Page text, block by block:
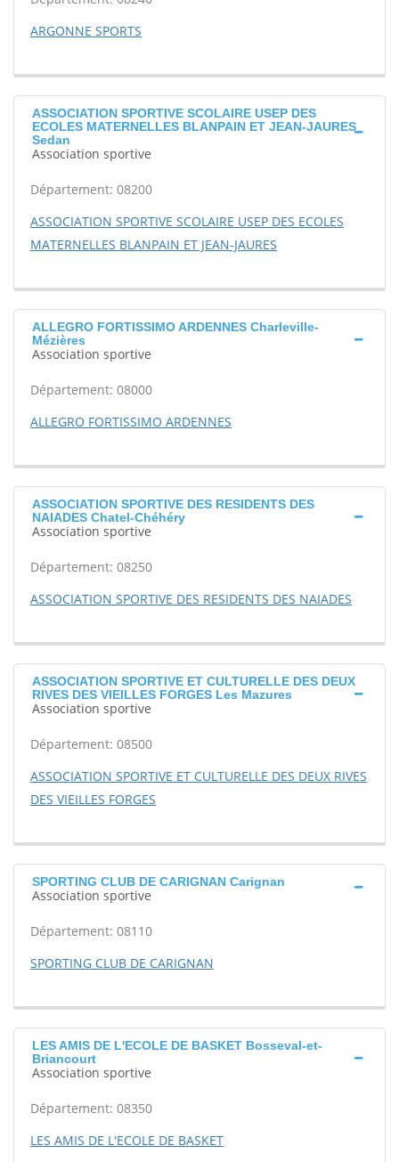
ARGONNE SPORTS
ASSOCIATION SPORTIVE SCOLAIRE USEP DES
ECOLES MATERNELLES BLANPAIN ET JEAN-JAURES
Sedan
Association sportive
Département: 08200
ASSOCIATION SPORTIVE SCOLAIRE USEP DES ECOLES
MATERNELLES BLANPAIN ET JEAN-JAURES
ALLEGRO FORTISSIMO ARDENNES Charleville-
Mézières
Association sportive
Département: 08000
ALLEGRO FORTISSIMO ARDENNES
ASSOCIATION SPORTIVE DES RESIDENTS DES
NAIADES Chatel-Chéhéry
Association sportive
Département: 08250
ASSOCIATION SPORTIVE DES RESIDENTS DES NAIADES
ASSOCIATION SPORTIVE ET CULTURELLE DES DEUX
RIVES DES VIEILLES FORGES Les Mazures
Association sportive
Département: 08500
ASSOCIATION SPORTIVE ET CULTURELLE DES DEUX RIVES
DES VIEILLES FORGES
SPORTING CLUB DE CARIGNAN Carignan
Association sportive
Département: 08110
SPORTING CLUB DE CARIGNAN
LES AMIS DE L'ECOLE DE BASKET Bosseval-et-
Briancourt
Association sportive
Département: 08350
LES AMIS DE L'ECOLE DE BASKET